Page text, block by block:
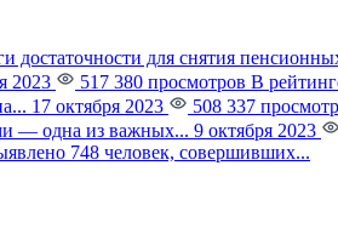
достаточности для снятия
2023 517 380 просмотров В
17 октября 2023 508 337
— одна из важных... 9 октября 2023
748 человек, совершивших...